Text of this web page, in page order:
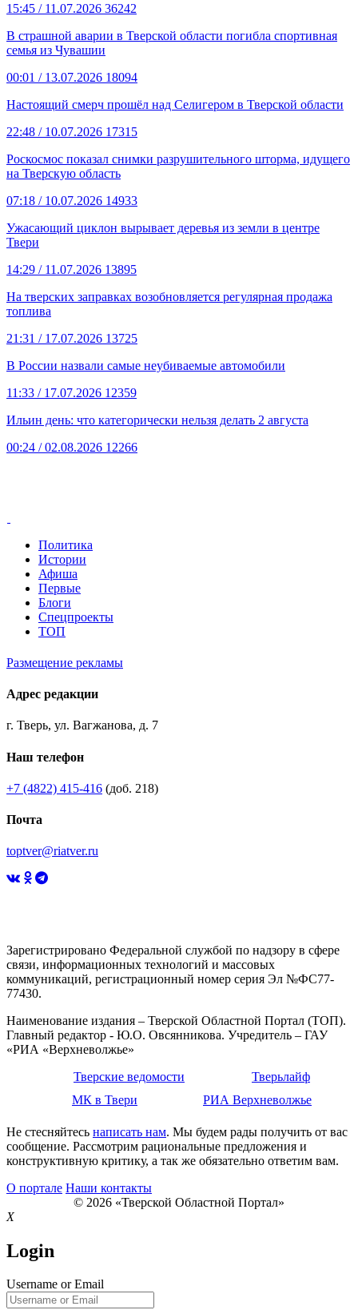
15:45 / 11.07.2026 36242
В страшной аварии в Тверской области погибла спортивная
семья из Чувашии
00:01 / 13.07.2026 18094
Настоящий смерч прошёл над Селигером в Тверской области
22:48 / 10.07.2026 17315
Роскосмос показал снимки разрушительного шторма, идущего
на Тверскую область
07:18 / 10.07.2026 14933
Ужасающий циклон вырывает деревья из земли в центре
Твери
14:29 / 11.07.2026 13895
На тверских заправках возобновляется регулярная продажа
топлива
21:31 / 17.07.2026 13725
В России назвали самые неубиваемые автомобили
11:33 / 17.07.2026 12359
Ильин день: что категорически нельзя делать 2 августа
00:24 / 02.08.2026 12266
Политика
Истории
Афиша
Первые
Блоги
Спецпроекты
ТОП
Размещение рекламы
Адрес редакции
г. Тверь, ул. Вагжанова, д. 7
Наш телефон
+7 (4822) 415-416 (доб. 218)
Почта
toptver@riatver.ru
Зарегистрировано Федеральной службой по надзору в сфере
связи, информационных технологий и массовых
коммуникаций, регистрационный номер серия Эл №ФС77-
77430.
Наименование издания – Тверской Областной Портал (ТОП).
Главный редактор - Ю.О. Овсянникова. Учредитель – ГАУ
«РИА «Верхневолжье»
Тверские ведомости
Тверьлайф
МК в Твери
РИА Верхневолжье
Не стесняйтесь написать нам. Мы будем рады получить от вас
сообщение. Рассмотрим рациональные предложения и
конструктивную критику, а так же обязательно ответим вам.
О портале Наши контакты
© 2026 «Тверской Областной Портал»
X
Login
Username or Email